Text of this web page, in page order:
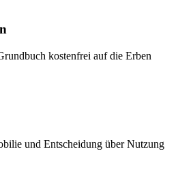
kostenfrei auf die Erben
und Entscheidung über Nutzung